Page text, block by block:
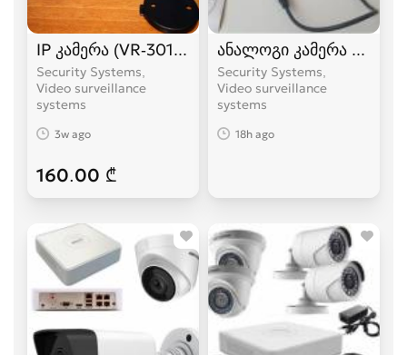
IP კამერა (VR-301-130W მრგვალი)
Security Systems,
Video surveillance
systems
3w ago
160.00 ₾
ანალოგი კამერა
Security Systems,
Video surveillance
systems
18h ago